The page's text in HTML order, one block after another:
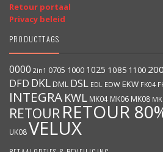
Retour portaal
Privacy beleid
PRODUCTTAGS
0000 2in1 0705 1000 1025 1085 1100
DFD DKL DML DSL EDL EDW EKW FK04
INTEGRA KWL MK04 MK06 MK08
RETOUR RETOUR
UK08VELUX